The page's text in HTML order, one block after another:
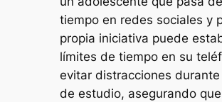
tiempo en redes sociales y
propia iniciativa puede
límites de tiempo en su
evitar distracciones durante
de estudio, asegurando